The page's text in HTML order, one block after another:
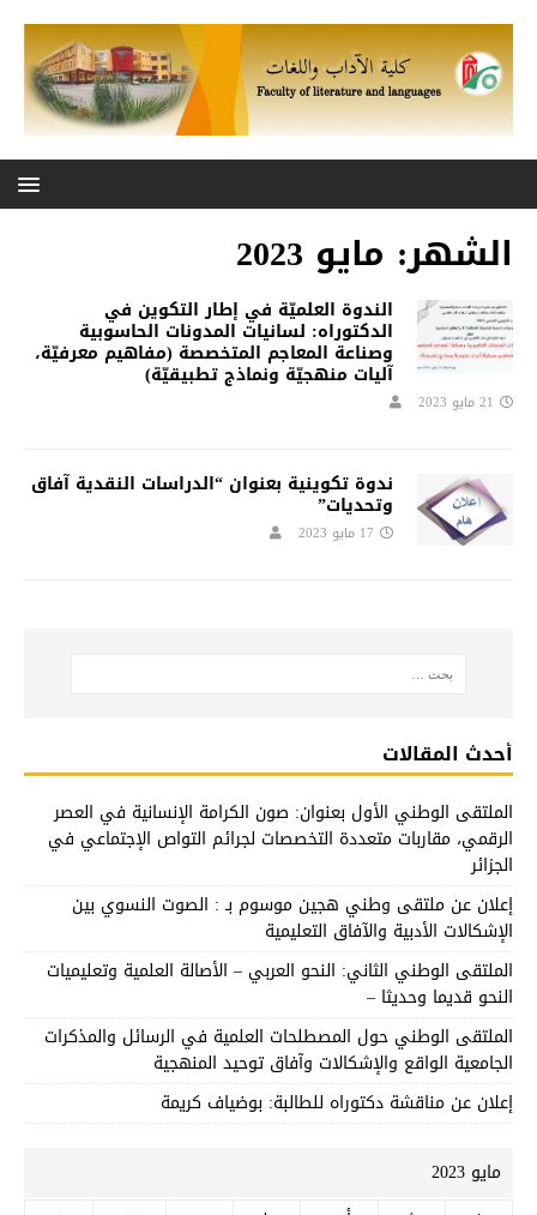
الشهر: مايو 2023
الندوة العلميّة في إطار التكوين في
الدكتوراه: لسانيات المدونات الحاسوبية
وصناعة المعاجم المتخصصة (مفاهيم معرفيّة،
آليات منهجيّة ونماذج تطبيقيّة)
21 مايو 2023
ندوة تكوينية بعنوان “الدراسات النقدية آفاق
وتحديات”
17 مايو 2023
أحدث المقالات
الملتقى الوطني الأول بعنوان: صون الكرامة الإنسانية في العصر
الرقمي، مقاربات متعددة التخصصات لجرائم التواص الإجتماعي في
الجزائر
إعلان عن ملتقى وطني هجين موسوم بـ : الصوت النسوي بين
الإشكالات الأدبية والآفاق التعليمية
الملتقى الوطني الثاني: النحو العربي – الأصالة العلمية وتعليميات
النحو قديما وحديثا –
الملتقى الوطني حول المصطلحات العلمية في الرسائل والمذكرات
الجامعية الواقع والإشكالات وآفاق توحيد المنهجية
إعلان عن مناقشة دكتوراه للطالبة: بوضياف كريمة
مايو 2023